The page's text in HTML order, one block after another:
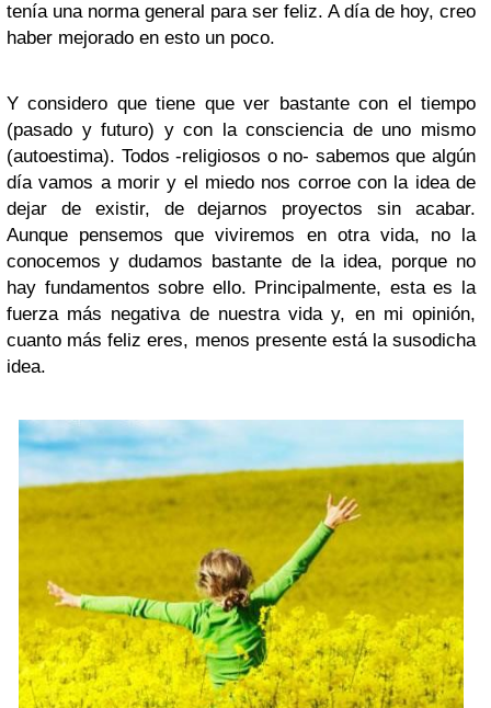
tenía una norma general para ser feliz. A día de hoy, creo
haber mejorado en esto un poco.
Y considero que tiene que ver bastante con el tiempo
(pasado y futuro) y con la consciencia de uno mismo
(autoestima). Todos -religiosos o no- sabemos que algún
día vamos a morir y el miedo nos corroe con la idea de
dejar de existir, de dejarnos proyectos sin acabar.
Aunque pensemos que viviremos en otra vida, no la
conocemos y dudamos bastante de la idea, porque no
hay fundamentos sobre ello. Principalmente, esta es la
fuerza más negativa de nuestra vida y, en mi opinión,
cuanto más feliz eres, menos presente está la susodicha
idea.